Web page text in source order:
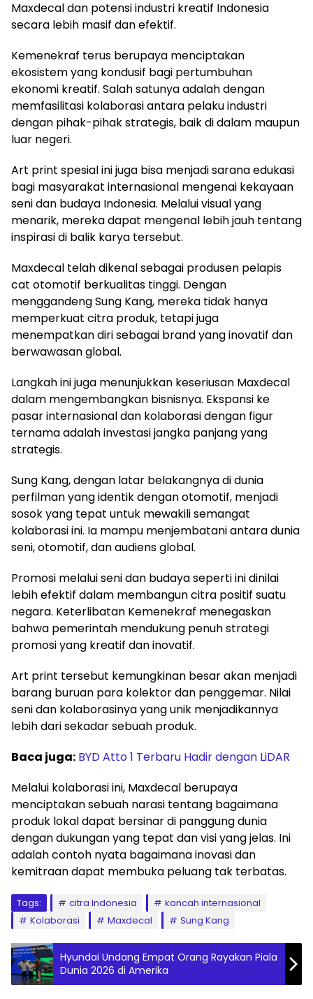
Maxdecal dan potensi industri kreatif Indonesia
secara lebih masif dan efektif.
Kemenekraf terus berupaya menciptakan
ekosistem yang kondusif bagi pertumbuhan
ekonomi kreatif. Salah satunya adalah dengan
memfasilitasi kolaborasi antara pelaku industri
dengan pihak-pihak strategis, baik di dalam maupun
luar negeri.
Art print spesial ini juga bisa menjadi sarana edukasi
bagi masyarakat internasional mengenai kekayaan
seni dan budaya Indonesia. Melalui visual yang
menarik, mereka dapat mengenal lebih jauh tentang
inspirasi di balik karya tersebut.
Maxdecal telah dikenal sebagai produsen pelapis
cat otomotif berkualitas tinggi. Dengan
menggandeng Sung Kang, mereka tidak hanya
memperkuat citra produk, tetapi juga
menempatkan diri sebagai brand yang inovatif dan
berwawasan global.
Langkah ini juga menunjukkan keseriusan Maxdecal
dalam mengembangkan bisnisnya. Ekspansi ke
pasar internasional dan kolaborasi dengan figur
ternama adalah investasi jangka panjang yang
strategis.
Sung Kang, dengan latar belakangnya di dunia
perfilman yang identik dengan otomotif, menjadi
sosok yang tepat untuk mewakili semangat
kolaborasi ini. Ia mampu menjembatani antara dunia
seni, otomotif, dan audiens global.
Promosi melalui seni dan budaya seperti ini dinilai
lebih efektif dalam membangun citra positif suatu
negara. Keterlibatan Kemenekraf menegaskan
bahwa pemerintah mendukung penuh strategi
promosi yang kreatif dan inovatif.
Art print tersebut kemungkinan besar akan menjadi
barang buruan para kolektor dan penggemar. Nilai
seni dan kolaborasinya yang unik menjadikannya
lebih dari sekadar sebuah produk.
Baca juga: BYD Atto 1 Terbaru Hadir dengan LiDAR
Melalui kolaborasi ini, Maxdecal berupaya
menciptakan sebuah narasi tentang bagaimana
produk lokal dapat bersinar di panggung dunia
dengan dukungan yang tepat dan visi yang jelas. Ini
adalah contoh nyata bagaimana inovasi dan
kemitraan dapat membuka peluang tak terbatas.
Tags: citra Indonesia
kancah internasional
Kolaborasi
Maxdecal Sung Kang
Hyundai Undang Empat Orang Rayakan Piala
Dunia 2026 di Amerika